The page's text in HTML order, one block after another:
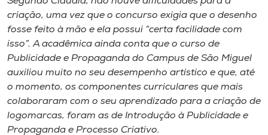
A+
A-
criação, uma vez que o concurso exigia que o desenho
fosse feito à mão e ela possui “certa facilidade com
isso”. A acadêmica ainda conta que o curso de
Publicidade e Propaganda do Campus de São Miguel
auxiliou muito no seu desempenho artístico e que, até
o momento, os componentes curriculares que mais
colaboraram com o seu aprendizado para a criação de
logomarcas, foram as de Introdução à Publicidade e
Propaganda e Processo Criativo.